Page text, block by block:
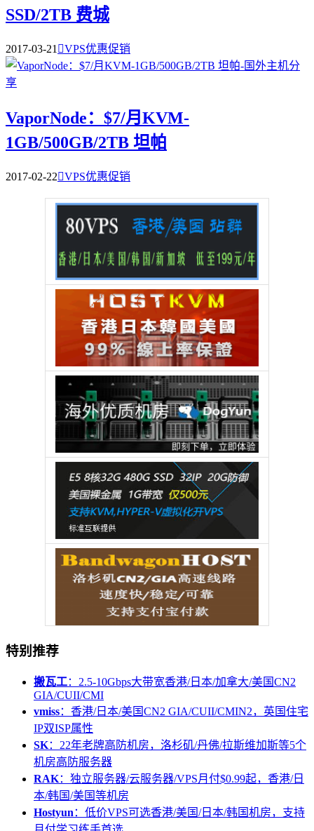
SSD/2TB 费城
2017-03-21 VPS优惠促销
VaporNode：$7/月KVM-
1GB/500GB/2TB 坦帕
2017-02-22VPS优惠促销
特别推荐
搬瓦工：2.5-10Gbps大带宽香港/日本/加拿大/美国CN2
GIA/CUII/CMI
vmiss：香港/日本/美国CN2 GIA/CUII/CMIN2，英国住宅
IP双ISP属性
SK：22年老牌高防机房，洛杉矶/丹佛/拉斯维加斯等5个
机房高防服务器
RAK：独立服务器/云服务器/VPS月付$0.99起，香港/日
本/韩国/美国等机房
Hostyun ：低价VPS可选香港/美国/日本/韩国机房，支持